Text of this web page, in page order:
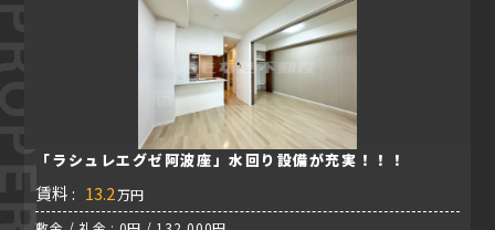
「ラシュレエグゼ阿波座」水回り設備が充実！！！
賃料 : 13.2 万円